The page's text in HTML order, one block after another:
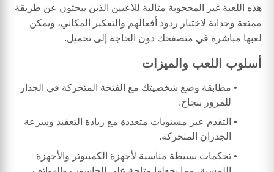
هذه اللعبة غير المحجوبة مثالية للاعبين الذين يبحثون عن طريقة
ممتعة وجذابة لاختبار ردود أفعالهم والتفكير المكاني، ويمكن
لعبها مباشرة في متصفحك دون الحاجة إلى تحميل.
أسلوب اللعب والميزات
مطابقة وضع شخصيتك مع الفتحة المتحركة في الجدار
للمرور بنجاح.
التقدم عبر مستويات متعددة مع زيادة التعقيد وسرعة
الجدران المتحركة.
تحكمات بسيطة مناسبة لأجهزة الكمبيوتر والأجهزة